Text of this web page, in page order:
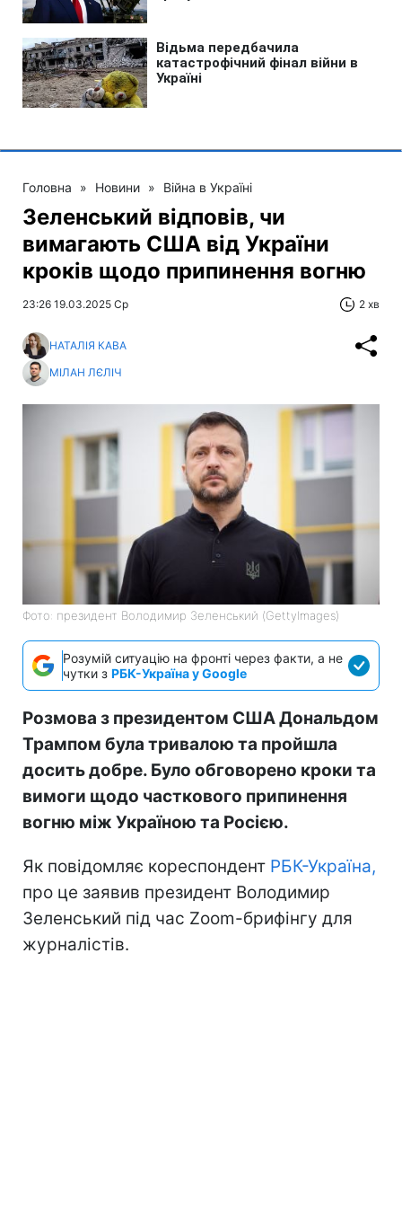
Головна » Новини » Війна в Україні
Зеленський відповів, чи
вимагають США від України
кроків щодо припинення вогню
23:26 19.03.2025 Ср 2 хв
НАТАЛІЯ КАВА
МІЛАН ЛЄЛІЧ
Фото: президент Володимир Зеленський (GettyImagеs)
Розумій ситуацію на фронті через факти, а не
чутки з РБК-Україна у Google
Розмова з президентом США Дональдом
Трампом була тривалою та пройшла
досить добре. Було обговорено кроки та
вимоги щодо часткового припинення
вогню між Україною та Росією.
Як повідомляє кореспондент РБК-Україна,
про це заявив президент Володимир
Зеленський під час Zoom-брифінгу для
журналістів.